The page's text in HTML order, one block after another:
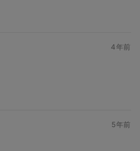
4年前
5年前